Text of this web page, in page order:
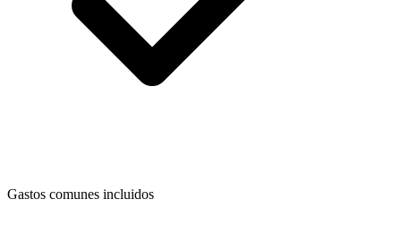
Gastos comunes incluidos